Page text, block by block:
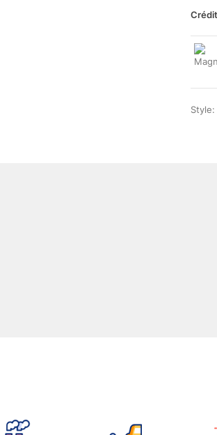
Style: